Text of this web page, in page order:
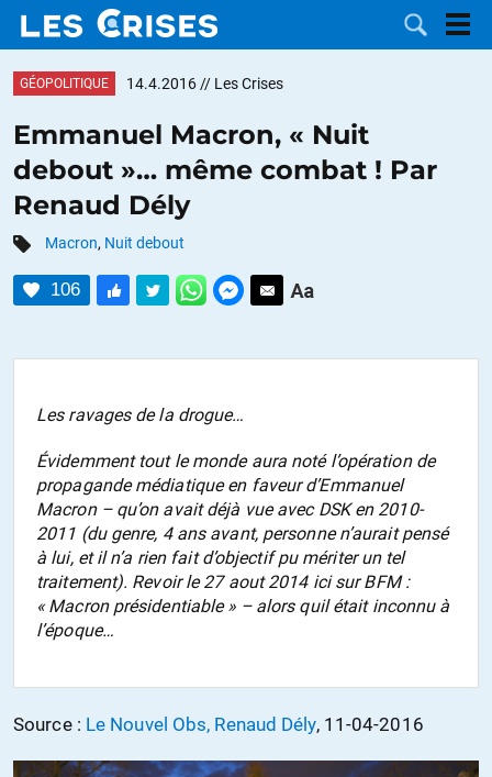
DOSSIERS
CATÉGORIES
MOTS CLÉS
NOUS
CONTACTER
FAIRE UN
GÉOPOLITIQUE 14.4.2016 // Les Crises
Emmanuel Macron, « Nuit
debout »… même combat ! Par
Renaud Dély
Macron, Nuit debout
106
Les ravages de la drogue…
Évidemment tout le monde aura noté l’opération de
propagande médiatique en faveur d’Emmanuel
Macron – qu’on avait déjà vue avec DSK en 2010-
2011 (du genre, 4 ans avant, personne n’aurait pensé
à lui, et il n’a rien fait d’objectif pu mériter un tel
traitement). Revoir le 27 aout 2014 ici sur BFM :
« Macron présidentiable » – alors quil était inconnu à
l’époque…
Source : Le Nouvel Obs, Renaud Dély, 11-04-2016